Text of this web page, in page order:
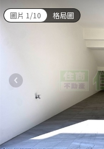
圖片 1/10 格局圖